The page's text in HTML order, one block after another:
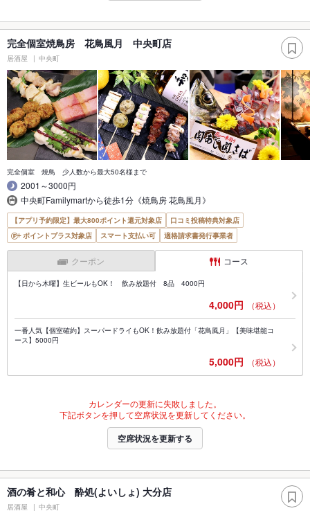
完全個室焼鳥房 花鳥風月 中央町店
居酒屋 中央町
完全個室 焼鳥 少人数から最大50名様まで
2001～3000円
中央町Familymartから徒歩1分《焼鳥房 花鳥風月》
【アプリ予約限定】最大800ポイント還元対象店
口コミ投稿特典対象店
ポイントプラス対象店
スマート支払い可 適格請求書発行事業者
クーポン コース
【日から木曜】生ビールもOK！ 飲み放題付 8品 4000円
4,000円 （税込）
一番人気【個室確約】スーパードライもOK！飲み放題付「花鳥風月」【美味堪能コ
ース】5000円
5,000円 （税込）
カレンダーの更新に失敗しました。
下記ボタンを押して空席状況を更新してください。
空席状況を更新する
酒の肴と和心 酔処(よいしょ) 大分店
居酒屋 中央町